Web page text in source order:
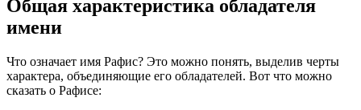
Общая характеристика обладателя
имени
Что означает имя Рафис? Это можно понять, выделив черты
характера, объединяющие его обладателей. Вот что можно
сказать о Рафисе: